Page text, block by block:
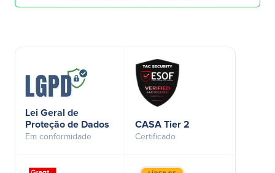
Lei Geral de
Proteção de Dados
Em conformidade
CASA Tier 2
Certificado